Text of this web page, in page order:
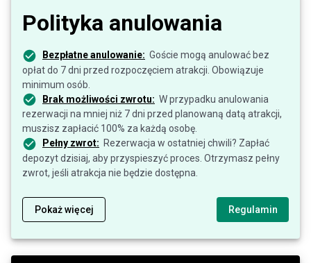
Polityka anulowania
Bezpłatne anulowanie: Goście mogą anulować bez
opłat do 7 dni przed rozpoczęciem atrakcji. Obowiązuje
minimum osób.
Brak możliwości zwrotu: W przypadku anulowania
rezerwacji na mniej niż 7 dni przed planowaną datą atrakcji,
muszisz zapłacić 100% za każdą osobę.
Pełny zwrot: Rezerwacja w ostatniej chwili? Zapłać
depozyt dzisiaj, aby przyspieszyć proces. Otrzymasz pełny
zwrot, jeśli atrakcja nie będzie dostępna.
Pokaż więcej Regulamin